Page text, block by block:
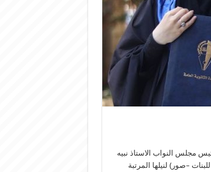
مجلس النواب الاستاذ نبيه
الرسمية للبنات –صور) لنيلها المرتبة